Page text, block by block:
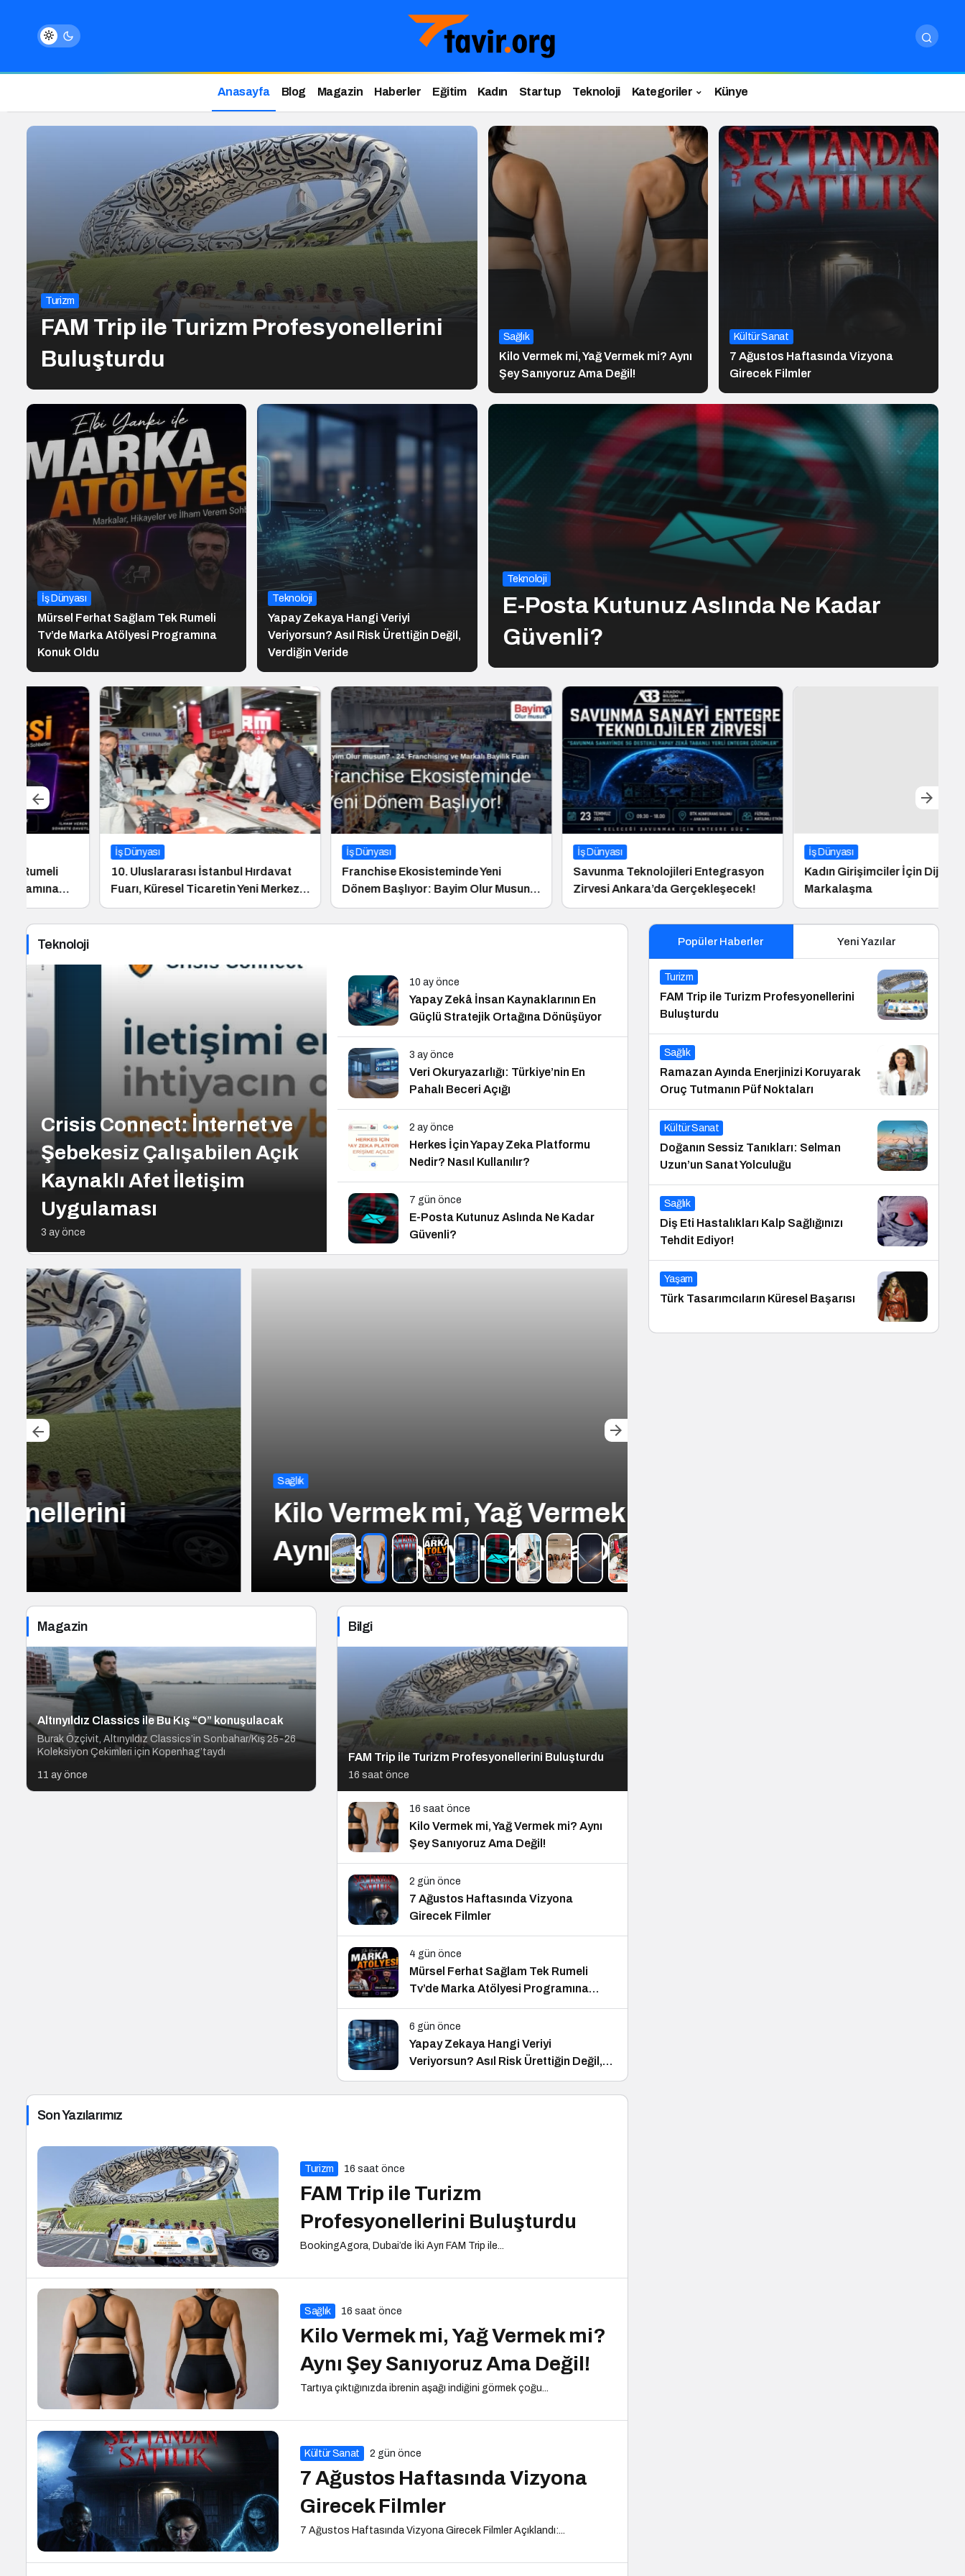
Anasayfa Blog Magazin Haberler Eğitim Kadın Startup Teknoloji Kategoriler Künye
Turizm
FAM Trip ile Turizm Profesyonellerini
Buluşturdu
Sağlık
Kilo Vermek mi, Yağ Vermek mi? Aynı
Şey Sanıyoruz Ama Değil!
Kültür Sanat
7 Ağustos Haftasında Vizyona
Girecek Filmler
İş Dünyası
Mürsel Ferhat Sağlam Tek Rumeli
Tv’de Marka Atölyesi Programına
Konuk Oldu
Teknoloji
Yapay Zekaya Hangi Veriyi
Veriyorsun? Asıl Risk Ürettiğin Değil,
Verdiğin Veride
Teknoloji
E-Posta Kutunuz Aslında Ne Kadar
Güvenli?
10. Uluslararası İstanbul Hırdavat
Fuarı, Küresel Ticaretin Yeni Merkezi
Olmaya Hazırlanıyor
Franchise Ekosisteminde Yeni
Dönem Başlıyor: Bayim Olur Musun?
Fuarı 2026 İçin Geri Sayım!
Savunma Teknolojileri Entegrasyon
Zirvesi Ankara’da Gerçekleşecek!
Kadın Girişimciler İçin Dijital
Markalaşma
Teknoloji
Crisis Connect: İnternet ve
Şebekesiz Çalışabilen Açık
Kaynaklı Afet İletişim
Uygulaması
3 ay önce
10 ay önce
Yapay Zekâ İnsan Kaynaklarının En
Güçlü Stratejik Ortağına Dönüşüyor
3 ay önce
Veri Okuryazarlığı: Türkiye’nin En
Pahalı Beceri Açığı
2 ay önce
Herkes İçin Yapay Zeka Platformu
Nedir? Nasıl Kullanılır?
7 gün önce
E-Posta Kutunuz Aslında Ne Kadar
Güvenli?
Sağlık
Kilo Vermek mi, Yağ Vermek mi?
Aynı Şey Sanıyoruz Ama Değil!
Magazin
Altınyıldız Classics ile Bu Kış “O” konuşulacak
Burak Özçivit, Altınyıldız Classics’in Sonbahar/Kış 25-26
Koleksiyon Çekimleri için Kopenhag’taydı
11 ay önce
Bilgi
FAM Trip ile Turizm Profesyonellerini Buluşturdu
16 saat önce
16 saat önce
Kilo Vermek mi, Yağ Vermek mi? Aynı
Şey Sanıyoruz Ama Değil!
2 gün önce
7 Ağustos Haftasında Vizyona
Girecek Filmler
4 gün önce
Mürsel Ferhat Sağlam Tek Rumeli
Tv’de Marka Atölyesi Programına
Konuk Oldu
6 gün önce
Yapay Zekaya Hangi Veriyi
Veriyorsun? Asıl Risk Ürettiğin Değil,
Verdiğin Veride
Son Yazılarımız
Turizm 16 saat önce
FAM Trip ile Turizm
Profesyonellerini Buluşturdu
BookingAgora, Dubai’de İki Ayrı FAM Trip ile...
Sağlık 16 saat önce
Kilo Vermek mi, Yağ Vermek mi?
Aynı Şey Sanıyoruz Ama Değil!
Tartıya çıktığınızda ibrenin aşağı indiğini görmek çoğu...
Kültür Sanat 2 gün önce
7 Ağustos Haftasında Vizyona
Girecek Filmler
7 Ağustos Haftasında Vizyona Girecek Filmler Açıklandı:...
Popüler Haberler Yeni Yazılar
Turizm
FAM Trip ile Turizm Profesyonellerini
Buluşturdu
Sağlık
Ramazan Ayında Enerjinizi Koruyarak
Oruç Tutmanın Püf Noktaları
Kültür Sanat
Doğanın Sessiz Tanıkları: Selman
Uzun’un Sanat Yolculuğu
Sağlık
Diş Eti Hastalıkları Kalp Sağlığınızı
Tehdit Ediyor!
Yaşam
Türk Tasarımcıların Küresel Başarısı